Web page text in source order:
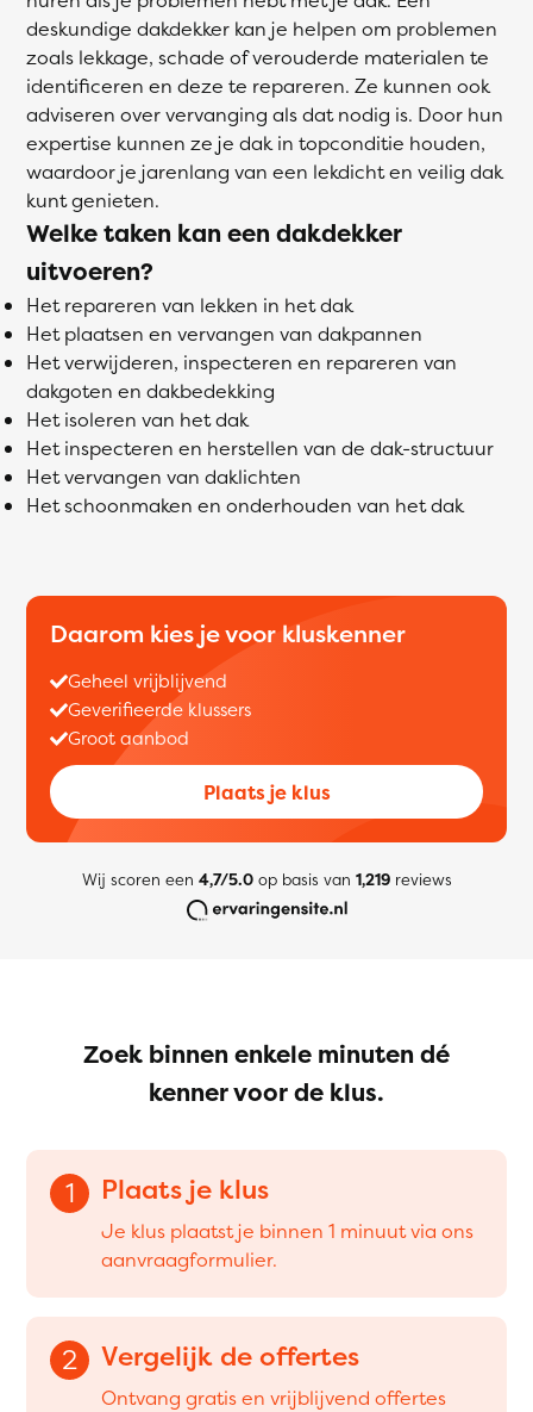
deskundige dakdekker kan je helpen om problemen
zoals lekkage, schade of verouderde materialen te
identificeren en deze te repareren. Ze kunnen ook
adviseren over vervanging als dat nodig is. Door hun
expertise kunnen ze je dak in topconditie houden,
waardoor je jarenlang van een lekdicht en veilig dak
kunt genieten.
Welke taken kan een dakdekker
uitvoeren?
Het repareren van lekken in het dak
Het plaatsen en vervangen van dakpannen
Het verwijderen, inspecteren en repareren van
dakgoten en dakbedekking
Het isoleren van het dak
Het inspecteren en herstellen van de dak-structuur
Het vervangen van daklichten
Het schoonmaken en onderhouden van het dak
Daarom kies je voor kluskenner
Geheel vrijblijvend
Geverifieerde klussers
Groot aanbod
Plaats je klus
Wij scoren een 4,7/5.0op basis van 1,219reviews
Zoek binnen enkele minuten dé
kenner voor de klus.
1 Plaats je klus
Je klus plaatst je binnen 1 minuut via ons
aanvraagformulier.
2 Vergelijk de offertes
Ontvang gratis en vrijblijvend offertes